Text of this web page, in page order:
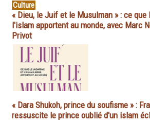
Culture
« Dieu, le Juif et le Musulman » : ce
l'islam apportent au monde, avec Marc
Privot
« Dara Shukoh, prince du soufisme » :
ressuscite le prince oublié d'un islam